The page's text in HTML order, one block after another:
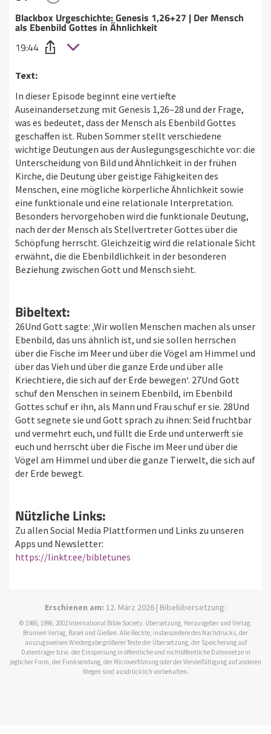
Blackbox Urgeschichte: Genesis 1,26+27 | Der Mensch
als Ebenbild Gottes in Ähnlichkeit
19:44
Text:
In dieser Episode beginnt eine vertiefte
Auseinandersetzung mit Genesis 1,26–28 und der Frage,
was es bedeutet, dass der Mensch als Ebenbild Gottes
geschaffen ist. Ruben Sommer stellt verschiedene
wichtige Deutungen aus der Auslegungsgeschichte vor: die
Unterscheidung von Bild und Ähnlichkeit in der frühen
Kirche, die Deutung über geistige Fähigkeiten des
Menschen, eine mögliche körperliche Ähnlichkeit sowie
eine funktionale und eine relationale Interpretation.
Besonders hervorgehoben wird die funktionale Deutung,
nach der der Mensch als Stellvertreter Gottes über die
Schöpfung herrscht. Gleichzeitig wird die relationale Sicht
erwähnt, die die Ebenbildlichkeit in der besonderen
Beziehung zwischen Gott und Mensch sieht.
Bibeltext:
26Und Gott sagte: ‚Wir wollen Menschen machen als unser
Ebenbild, das uns ähnlich ist, und sie sollen herrschen
über die Fische im Meer und über die Vögel am Himmel und
über das Vieh und über die ganze Erde und über alle
Kriechtiere, die sich auf der Erde bewegen‘. 27Und Gott
schuf den Menschen in seinem Ebenbild, im Ebenbild
Gottes schuf er ihn, als Mann und Frau schuf er sie. 28Und
Gott segnete sie und Gott sprach zu ihnen: Seid fruchtbar
und vermehrt euch, und füllt die Erde und unterwerft sie
euch und herrscht über die Fische im Meer und über die
Vögel am Himmel und über die ganze Tierwelt, die sich auf
der Erde bewegt.
Nützliche Links:
Zu allen Social Media Plattformen und Links zu unseren
Apps und Newsletter:
https://linktr.ee/bibletunes
Erschienen am: 12. März 2026 | Bibelübersetzung:
© 1986, 1996, 2002 International Bible Society. Übersetzung, Herausgeber und Verlag:
Brunnen Verlag, Basel und Gießen. Alle Rechte, insbesondere des Nachdrucks, der
auszugsweisen Wiedergabe größerer Texte der Übersetzung, der Speicherung auf
Datenträger bzw. der Einspeisung in öffentliche und nichtöffentliche Datennetze in
jeglicher Form, der Funksendung, der Microverfilmung oder der Vervielfältigung auf anderen
Wegen sind ausdrücklich vorbehalten.